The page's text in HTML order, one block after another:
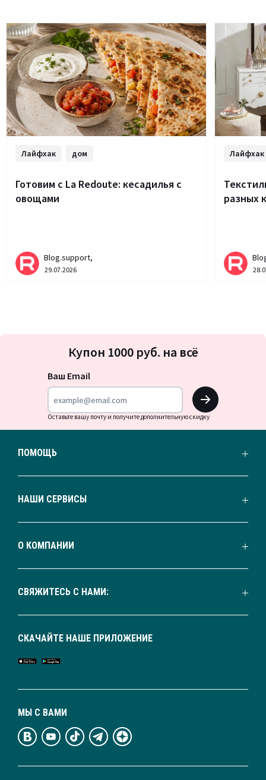
Лайфхак дом
Готовим с La Redoute: кесадилья с
овощами
Blog.support,
29.07.2026
Лайфхак
разных
Подписка
на
Купон 1000 руб. на всё
Ваш Email
OK
Оставьте вашу почту и получите дополнительную скидку
ПОМОЩЬ
НАШИ СЕРВИСЫ
О КОМПАНИИ
СВЯЖИТЕСЬ С НАМИ:
МЫ С ВАМИ
СКАЧАЙТЕ НАШЕ ПРИЛОЖЕНИЕ